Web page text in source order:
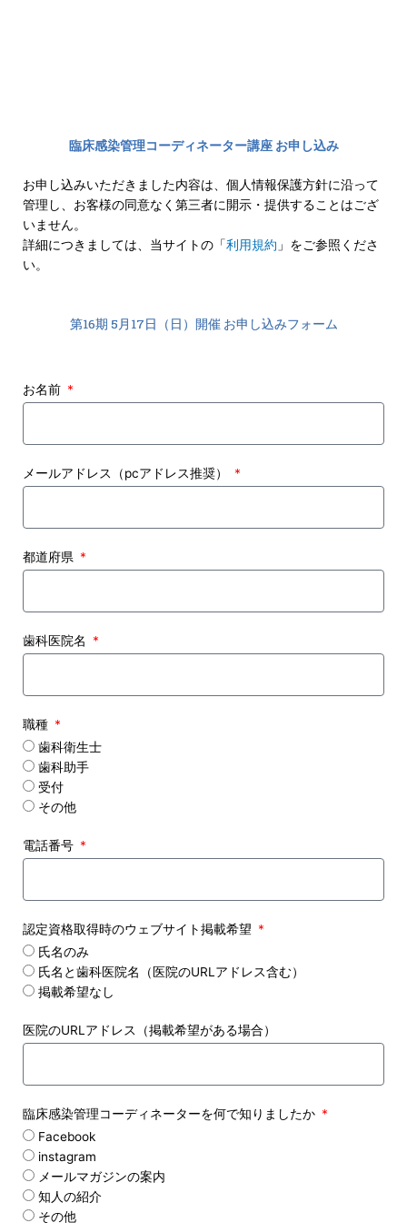
臨床感染管理コーディネーター講座 お申し込み
お申し込みいただきました内容は、個人情報保護方針に沿って
管理し、お客様の同意なく第三者に開示・提供することはござ
いません。
詳細につきましては、当サイトの「利用規約 」をご参照くださ
い。
第16期 5月17日（日）開催 お申し込みフォーム
お名前
メールアドレス（pcアドレス推奨）
都道府県
歯科医院名
職種
歯科衛生士
歯科助手
受付
その他
電話番号
認定資格取得時のウェブサイト掲載希望
氏名のみ
氏名と歯科医院名（医院のURLアドレス含む）
掲載希望なし
医院のURLアドレス（掲載希望がある場合）
臨床感染管理コーディネーターを何で知りましたか
Facebook
instagram
メールマガジンの案内
知人の紹介
その他